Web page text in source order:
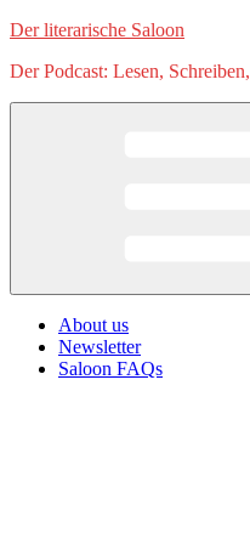
Zum
springen
Der literarische Saloon
Der Podcast: Lesen,
About us
Newsletter
Saloon FAQs